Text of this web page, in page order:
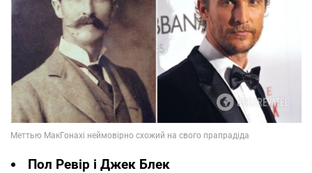
Пол Ревір і Джек Блек